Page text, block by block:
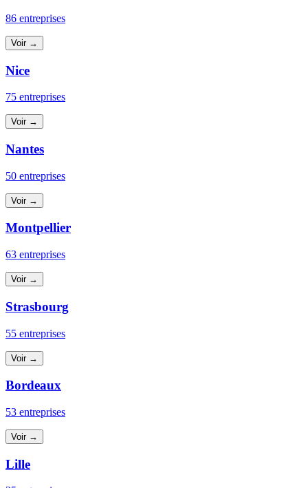
86 entreprises
Voir →
Nice
75 entreprises
Voir →
Nantes
50 entreprises
Voir →
Montpellier
63 entreprises
Voir →
Strasbourg
55 entreprises
Voir →
Bordeaux
53 entreprises
Voir →
Lille